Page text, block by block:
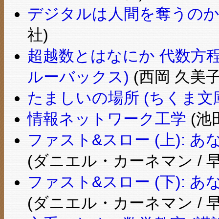
デジタルは人間を奪うの
社)
超越数とはなにか 代数方
ルーバックス) (西岡 久美
たましいの場所 (ちくま文
情報ネットワーク工学 (池
ファスト&スロー (上): あ
(ダニエル・カーネマン /
ファスト&スロー (下): あ
(ダニエル・カーネマン /